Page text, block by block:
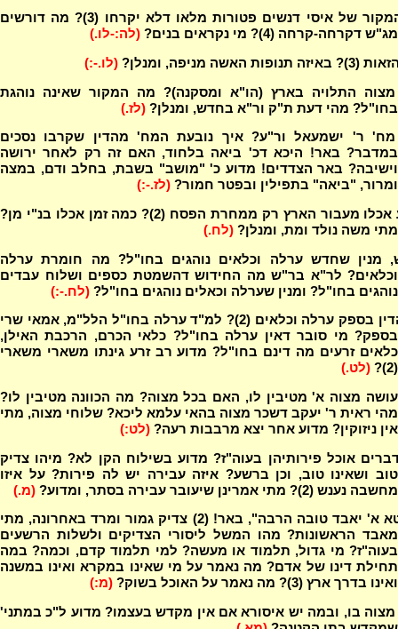
מה המקור של איסי דנשים פטורות מלאו דלא יקרחו (3)? מה דורשים
מג"ש דקרחה-קרחה (4)? מי נקראים בנים?
(לה:-לו.)
האשה מניפה, ומנלן? (לו.-:)
התלויה בארץ (הו"א ומסקנה)? מה המקור שאינה נוהגת
בחו"ל? מהי דעת ת"ק ור"א בחדש, ומנלן? (לז.)
ר' ישמעאל ור"ע? איך נובעת המח' מהדין שקרבו נסכים
במדבר? באר! היכא דכ' ביאה בלחוד, האם זה רק לאחר ירושה
וישיבה? באר הצדדים! מדוע כ' "מושב" בשבת, בחלב ודם, במצה
ומרור, "ביאה" בתפילין ובפטר חמור? (לז.-:)
מדוע אכלו מעבור הארץ רק ממחרת הפסח (2)? כמה זמן אכלו בנ"י מן?
מתי משה נולד ומת, ומנלן? (לח.)
מנין שחדש ערלה וכלאים נוהגים בחו"ל? מה חומרת ערלה
וכלאים? לר"א בר"ש מה החידוש דהשמטת כספים ושלוח עבדים
נוהגים בחו"ל? ומנין שערלה וכאלים נוהגים בחו"ל? (לח.-:)
מה הדין בספק ערלה וכלאים (2)? למ"ד ערלה בחו"ל הלל"מ, אמאי שרי
בספק? מי סובר דאין ערלה בחו"ל? כלאי הכרם, הרכבת האילן,
כלאים זרעים מה דינם בחו"ל? מדוע רב זרע גינתו משארי משארי
(2)?
(לט.)
מצוה א' מטיבין לו, האם בכל מצוה? מה הכוונה מטיבין לו?
מהי ראית ר' יעקב דשכר מצוה בהאי עלמא ליכא? שלוחי מצוה, מתי
אין ניזוקין? מדוע אחר יצא מרבבות רעה? (לט:)
אוכל פירותיהן בעוה"ז? מדוע בשילוח הקן לא? מיהו צדיק
טוב ושאינו טוב, וכן ברשע? איזה עבירה יש לה פירות? על איזו
מחשבה נענש (2)? מתי אמרינן שיעובר עבירה בסתר, ומדוע?
(מ.)
"וחוטא א' יאבד טובה הרבה", באר! (2) צדיק גמור ומרד באחרונה, מתי
מאבד הראשונות? מהו המשל ליסורי הצדיקים ולשלות הרשעים
בעוה"ז? מי גדול, תלמוד או מעשה? למי תלמוד קדם, וכמה? במה
תחילת דינו של אדם? מה נאמר על מי שאינו במקרא ואינו במשנה
ואינו בדרך ארץ (3)? מה נאמר על האוכל בשוק?
(מ:)
בו, ובמה יש איסורא אם אין מקדש בעצמו? מדוע ל"כ במתני'